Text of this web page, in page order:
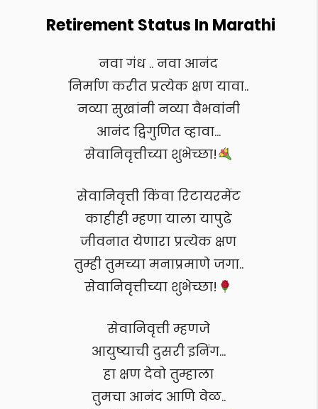
Retirement Status In Marathi
नवा गंध .. नवा आनंद
निर्माण करीत प्रत्येक क्षण यावा..
नव्या सुखांनी नव्या वैभवांनी
आनंद द्विगुणित व्हावा…
सेवानिवृत्तीच्या शुभेच्छा!
सेवानिवृत्ती किंवा रिटायरमेंट
काहीही म्हणा याला यापुढे
जीवनात येणारा प्रत्येक क्षण
तुम्ही तुमच्या मनाप्रमाणे जगा..
सेवानिवृत्तीच्या शुभेच्छा!
सेवानिवृत्ती म्हणजे
आयुष्याची दुसरी इनिंग…
हा क्षण देवो तुम्हाला
तुमचा आनंद आणि वेळ..